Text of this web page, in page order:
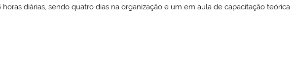
diárias, sendo quatro dias na organização e um em aula de capacitação teórica